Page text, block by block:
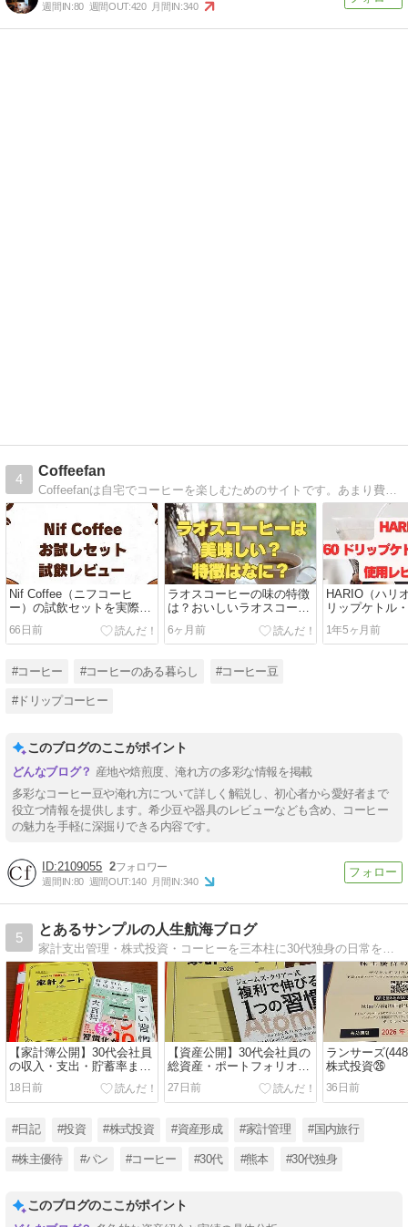
週間IN:80 週間OUT:420 月間IN:340
4
Coffeefan
Coffeefanは自宅でコーヒーを楽しむためのサイトです。あまり費用をかけずにお手軽・簡単に家で楽しいコーヒータイムを過ごせるような情報をお届けします。
Nif Coffee（ニフコーヒ
ー）の試飲セットを実際飲
んでみた感想
66日前
ラオスコーヒーの味の特徴
は？おいしいラオスコーヒ
ーの買い方
6ヶ月前
HARIO（ハリ
リップケトル
用レビュー
1年5ヶ月前
#コーヒー #コーヒーのある暮らし #コーヒー豆
#ドリップコーヒー
このブログのここがポイント
産地や焙煎度、淹れ方の多彩な情報を掲載
多彩なコーヒー豆や淹れ方について詳しく解説し、初心者から愛好者まで
役立つ情報を提供します。希少豆や器具のレビューなども含め、コーヒー
の魅力を手軽に深掘りできる内容です。
2109055 2
週間IN:80 週間OUT:140 月間IN:340
5
とあるサンプルの人生航海ブログ
【家計簿公開】30代会社員
の収入・支出・貯蓄率まと
め｜2026年6月度の家計管
理レポート
18日前
【資産公開】30代会社員の
総資産・ポートフォリオ公
開｜2026年6月末の運用実
績
27日前
ランサーズ
株式投資㉖
36日前
#日記 #投資 #株式投資 #資産形成 #家計管理 #国内旅行
#株主優待 #パン #コーヒー #30代 #熊本 #30代独身
このブログのここがポイント